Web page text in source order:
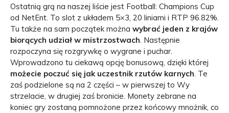
Ostatnią grą na naszej liście jest Football: Champions Cup
od NetEnt. To slot z układem 5×3, 20 liniami i RTP 96.82%.
Tu także na sam początek można wybrać jeden z krajów
biorących udział w mistrzostwach. Następnie
rozpoczyna się rozgrywkę o wygrane i puchar.
Wprowadzono tu ciekawą opcję bonusową, dzięki której
możecie poczuć się jak uczestnik rzutów karnych. Te
zaś podzielone są na 2 części – w pierwszej to Wy
strzelacie, w drugiej zaś bronicie. Monety zebrane na
koniec gry zostaną pomnożone przez końcowy mnożnik, co